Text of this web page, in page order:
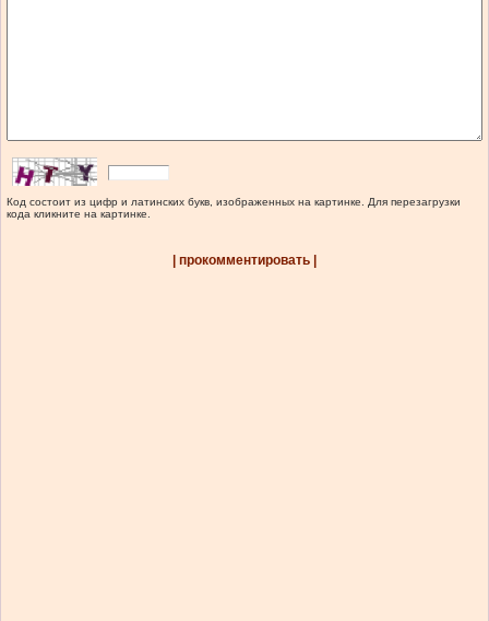
Код состоит из цифр и латинских букв, изображенных на картинке. Для перезагрузки
кода кликните на картинке.
| прокомментировать |